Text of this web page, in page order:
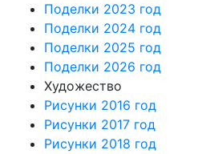
Поделки 2023 год
Поделки 2024 год
Поделки 2025 год
Поделки 2026 год
Художество
Рисунки 2016 год
Рисунки 2017 год
Рисунки 2018 год